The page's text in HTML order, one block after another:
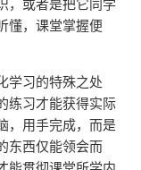
懂，课堂掌握便
学习的特殊之处
练习才能获得实际
，用手完成，而是
东西仅能领会而